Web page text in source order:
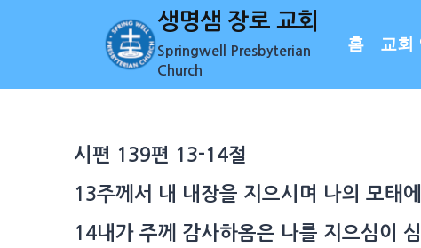
생명샘 장로 교회
Springwell Presbyterian
Church
홈 교회
시편 139편 13-14절
13주께서 내 내장을 지으시며 나의모태
14내가 주께 감사하옴은 나를 지으심이